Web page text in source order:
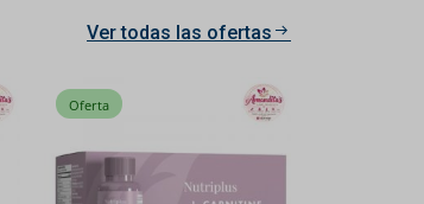
Ver todas las ofertas
Oferta